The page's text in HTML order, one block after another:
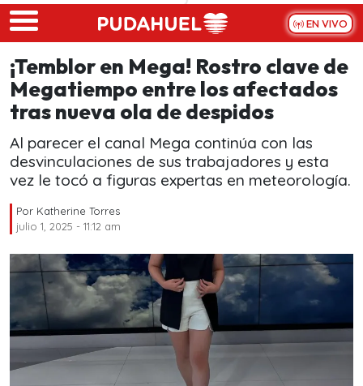
Skip to main content
EN VIVO
¡Temblor en Mega! Rostro clave de
Megatiempo entre los afectados
tras nueva ola de despidos
Al parecer el canal Mega continúa con las
desvinculaciones de sus trabajadores y esta
vez le tocó a figuras expertas en meteorología.
Por Katherine Torres
julio 1, 2025 - 11:12 am